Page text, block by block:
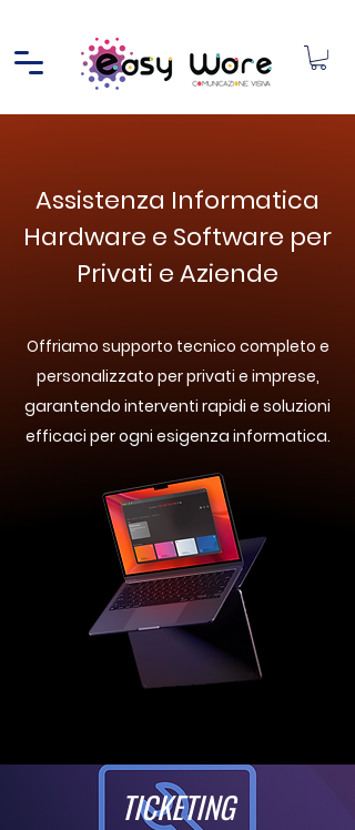
Assistenza Informatica
Hardware e Software per
Privati e Aziende
Offriamo supporto tecnico completo e
personalizzato per privati e imprese,
garantendo interventi rapidi e soluzioni
efficaci per ogni esigenza informatica.
TICKETING